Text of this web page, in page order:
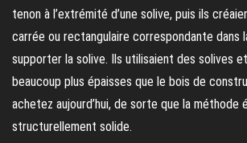
tenon à l’extrémité d’une solive, puis ils
carrée ou rectangulaire correspondante dans
supporter la solive. Ils utilisaient des solives
beaucoup plus épaisses que le bois de
achetez aujourd’hui, de sorte que la méthode
structurellement solide.